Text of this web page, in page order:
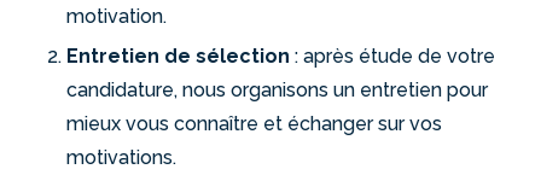
motivation.
Entretien de sélection : après étude de votre
candidature, nous organisons un entretien pour
mieux vous connaître et échanger sur vos
motivations.